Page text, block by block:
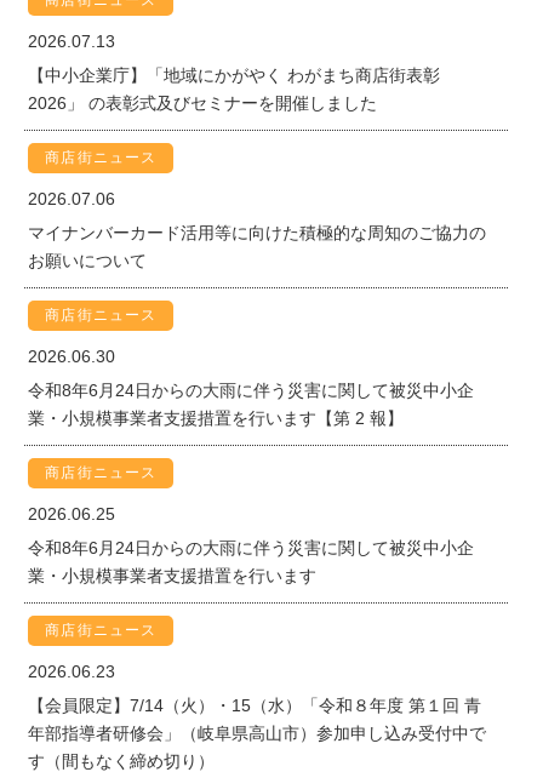
2026.07.13
【中小企業庁】「地域にかがやく わがまち商店街表彰
2026」 の表彰式及びセミナーを開催しました
商店街ニュース
2026.07.06
マイナンバーカード活用等に向けた積極的な周知のご協力の
お願いについて
商店街ニュース
2026.06.30
令和8年6月24日からの大雨に伴う災害に関して被災中小企
業・小規模事業者支援措置を行います【第 2 報】
商店街ニュース
2026.06.25
令和8年6月24日からの大雨に伴う災害に関して被災中小企
業・小規模事業者支援措置を行います
商店街ニュース
2026.06.23
【会員限定】7/14（火）・15（水）「令和８年度 第１回 青
年部指導者研修会」（岐阜県高山市）参加申し込み受付中で
す（間もなく締め切り）